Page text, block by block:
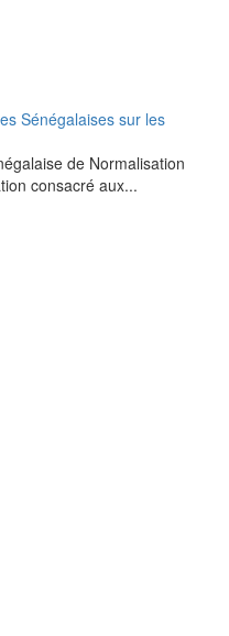
Sénégalaises sur les
de Normalisation
consacré aux...